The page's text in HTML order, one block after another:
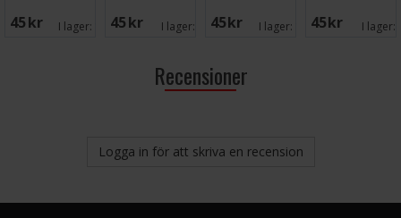
45 SEK I lager:
Brown
45 SEK I lager: 45 SEK I lager: 45 SEK I lager:
Recensioner
Logga in för att skriva en recension